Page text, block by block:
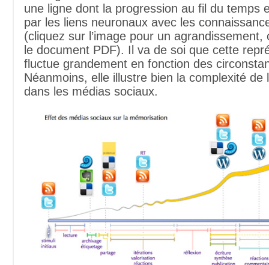
une ligne dont la progression au fil du temps
par les liens neuronaux avec les
(cliquez sur l’image pour un
le document PDF). Il va de soi que cette
fluctue grandement en fonction des
Néanmoins, elle illustre bien la complexité de
dans les médias sociaux.